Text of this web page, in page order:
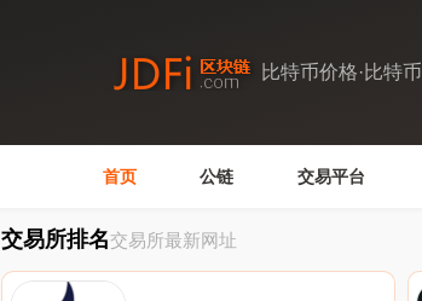
比特币价格·比特
首页 公链 交易平台
交易所排名交易所最新网址